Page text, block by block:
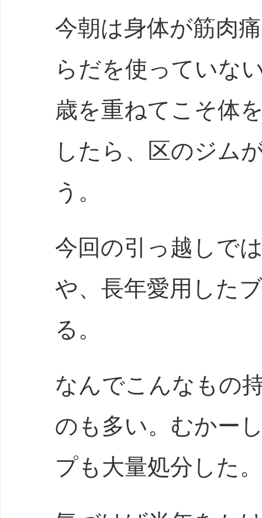
今朝は身体が筋肉
らだを使っていな
歳を重ねてこそ体
したら、区のジム
う。
今回の引っ越しで
や、長年愛用した
る。
なんでこんなもの
のも多い。むかー
プも大量処分した。